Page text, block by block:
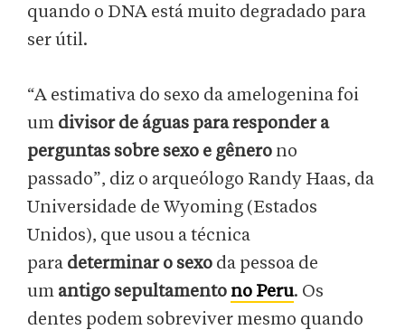
quando o DNA está muito degradado para
ser útil.
“A estimativa do sexo da amelogenina foi
um divisor de águas para responder a
perguntas sobre sexo e gênero no
passado”, diz o arqueólogo Randy Haas, da
Universidade de Wyoming (Estados
Unidos), que usou a técnica
para determinar o sexo da pessoa de
um antigo sepultamento no Peru. Os
dentes podem sobreviver mesmo quando